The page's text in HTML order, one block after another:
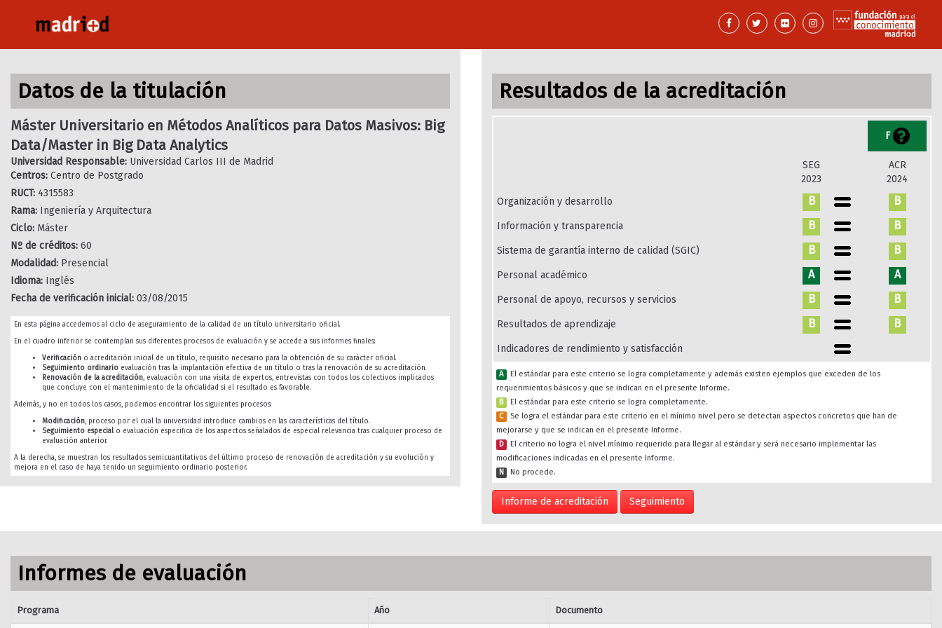
contenido
principal
Datos de la titulación
Máster Universitario en Métodos Analíticos para Datos Masivos: Big
Data/Master in Big Data Analytics
Universidad Responsable: Universidad Carlos III de Madrid
Centros: Centro de Postgrado
RUCT: 4315583
Rama: Ingeniería y Arquitectura
Ciclo: Máster
Nº de créditos: 60
Modalidad: Presencial
Idioma: Inglés
Fecha de verificación inicial: 03/08/2015
En esta página accedemos al ciclo de aseguramiento de la calidad de un título universitario oficial.
En el cuadro inferior se contemplan sus diferentes procesos de evaluación y se accede a sus informes finales:
Verificación o acreditación inicial de un título, requisito necesario para la obtención de su carácter oficial.
Seguimiento ordinario evaluación tras la implantación efectiva de un título o tras la renovación de su acreditación.
Renovación de la acreditación, evaluación con una visita de expertos, entrevistas con todos los colectivos implicados
que concluye con el mantenimiento de la oficialidad si el resultado es favorable.
Además, y no en todos los casos, podemos encontrar los siguientes procesos:
Modificación, proceso por el cual la universidad introduce cambios en las características del título.
Seguimiento especialo evaluación especifica de los aspectos señalados de especial relevancia tras cualquier proceso de
evaluación anterior.
A la derecha, se muestran los resultados semicuantitativos del último proceso de renovación de acreditación y su evolución y
mejora en el caso de haya tenido un seguimiento ordinario posterior.
Resultados de la acreditación
SEG
2023
F
ACR
2024
Organización y desarrollo
B B
Información y transparencia B B
Sistema de garantía interno de calidad (SGIC) B B
Personal académico A A
Personal de apoyo, recursos y servicios B B
Resultados de aprendizaje B B
Indicadores de rendimiento y satisfacción
A
El estándar para este criterio se logra completamente y además existen ejemplos que exceden de los
requerimientos básicos y que se indican en el presente Informe.
B
El estándar para este criterio se logra completamente.
C
Se logra el estándar para este criterio en el mínimo nivel pero se detectan aspectos concretos que han de
mejorarse y que se indican en el presente Informe.
D
El criterio no logra el nivel mínimo requerido para llegar al estándar y será necesario implementar las
modificaciones indicadas en el presente Informe.
N
No procede.
Informe de acreditación Seguimiento
Informes de evaluación
Programa Año Documento